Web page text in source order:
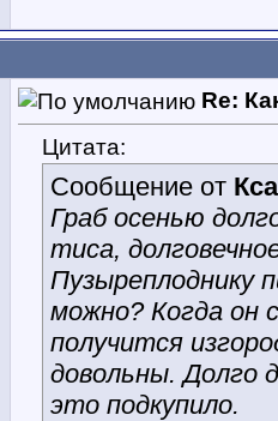
Re:
Цитата:
Сообщение от
Граб осенью
тиса,
Пузыреплоднику
можно? Когда он
получится
довольны. Долго
это подкупило.